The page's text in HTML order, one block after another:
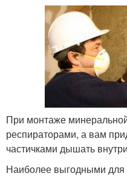
При монтаже
респираторами, а вам
частичками дышать
Наиболее выгодными для